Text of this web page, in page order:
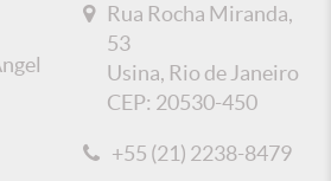
Rua Rocha Miranda,
53
Usina, Rio de Janeiro
CEP: 20530-450
+55 (21) 2238-8479